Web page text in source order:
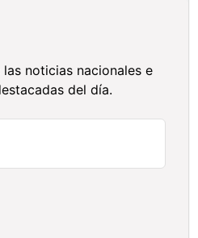
noticias nacionales e
del día.